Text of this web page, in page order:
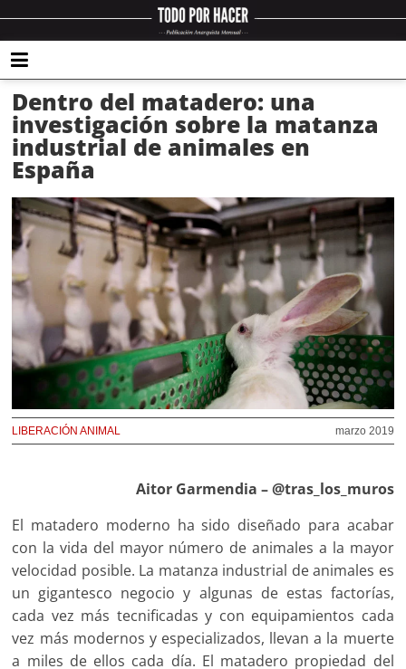
Dentro del matadero: una
investigación sobre la matanza
industrial de animales en
España
marzo 2019
LIBERACIÓN ANIMAL
Aitor Garmendia – @tras_los_muros
El matadero moderno ha sido diseñado para acabar
con la vida del mayor número de animales a la mayor
velocidad posible. La matanza industrial de animales es
un gigantesco negocio y algunas de estas factorías,
cada vez más tecnificadas y con equipamientos cada
vez más modernos y especializados, llevan a la muerte
a miles de ellos cada día. El matadero propiedad del